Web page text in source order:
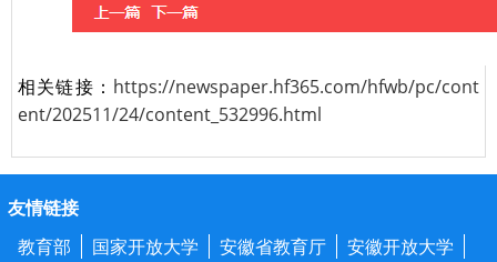
相关链接： https://newspaper.hf365.com/hfwb/pc/cont
ent/202511/24/content_532996.html
友情链接
教育部
国家开放大学 安徽省教育厅
安徽开放大学